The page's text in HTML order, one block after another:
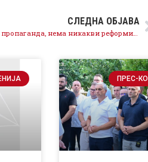
СЛЕДНА ОБЈАВА
ПРЕС-